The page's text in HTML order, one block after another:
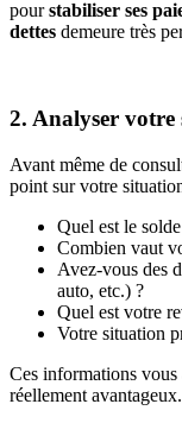
pourstabiliser ses
dettes demeure très
2. Analyser
Avant même de
point sur votre
Quel est le
Combien vaut
Avez-vous des
auto, etc.) ?
Quel est votre
Votre situation
Ces informations vous
réellement avantageux.